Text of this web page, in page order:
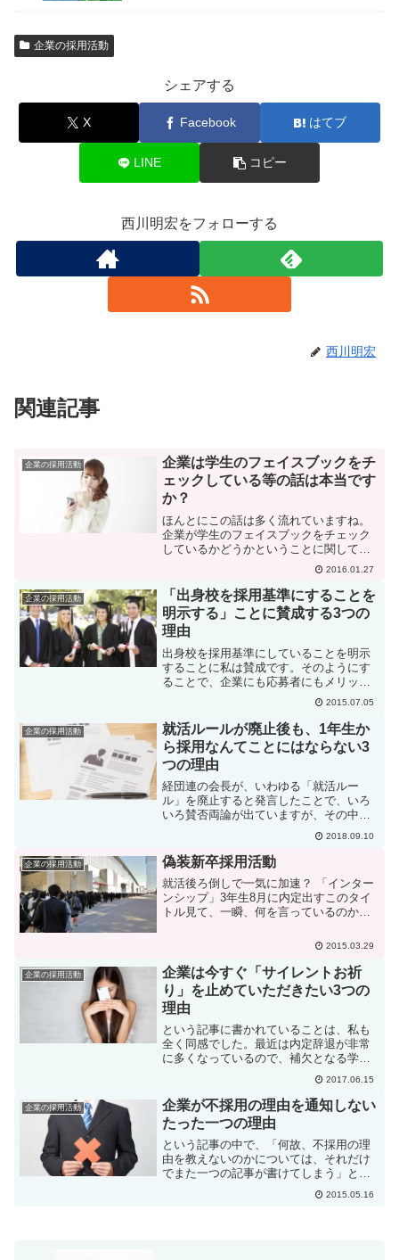
企業の採用活動
シェアする
X Facebook はてブ
LINE コピー
西川明宏をフォローする
西川明宏
関連記事
企業の採用活動
企業は学生のフェイスブックをチ
ェックしている等の話は本当です
か？
ほんとにこの話は多く流れていますね。
企業が学生のフェイスブックをチェック
しているかどうかということに関して見
かけた幾つかの質問について、長年採用
の現場にいた私の考えをまとめて書いて
みたいと思います。（尚、ツイッターに
ついては、匿名性が高いの...
2016.01.27
企業の採用活動
「出身校を採用基準にすることを
明示する」ことに賛成する3つの
理由
出身校を採用基準にしていることを明示
することに私は賛成です。そのようにす
ることで、企業にも応募者にもメリット
があると考えているからです。 2015.07.05
企業の採用活動
就活ルールが廃止後も、1年生か
ら採用なんてことにはならない3
つの理由
経団連の会長が、いわゆる「就活ルー
ル」を廃止すると発言したことで、いろ
いろ賛否両論が出ていますが、その中
で、主に学校側からの心配として、「就
活がどんどん早期化して、1年生から就活
しなくてはいけなくなるかもしれない」
というようなことが言われて...
2018.09.10
企業の採用活動 偽装新卒採用活動
就活後ろ倒しで一気に加速？ 「インター
ンシップ」3年生8月に内定出すこのタイ
トル見て、一瞬、何を言っているのかわ
思い切り早いよね？」 「後ろ倒し？
の名を借りた、偽装...
2015.03.29
企業の採用活動
企業は今すぐ「サイレントお祈
り」を止めていただきたい3つの
理由
という記事に書かれていることは、私も
全く同感でした。最近は内定辞退が非常
に多くなっているので、補欠となる学生
を確保しておきたいという事情が背景に
あるのは、私も15年企業の人事をしてい
たのでとても良くわかります。でも、い
わゆる「サイレントお祈...
2017.06.15
企業の採用活動
企業が不採用の理由を通知しない
たった一つの理由
という記事の中で、「何故、不採用の理
由を教えないのかについては、それだけ
でまた一つの記事が書けてしまう」と書
きましたので、今日はそのことについて
書きたいと思います。まず、不採用の理
2015.05.16